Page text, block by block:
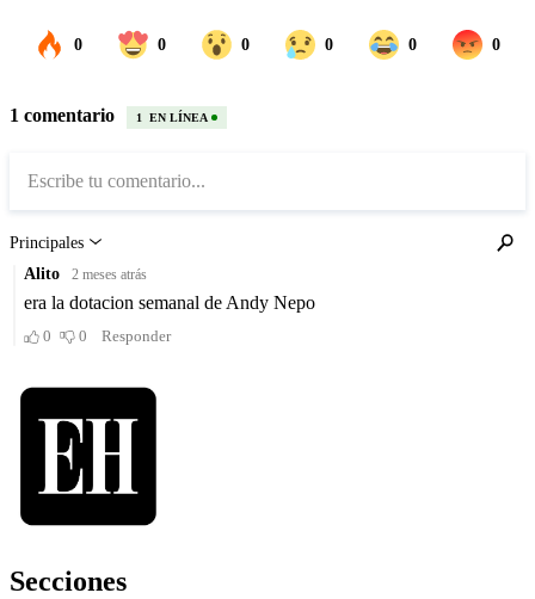
Secciones